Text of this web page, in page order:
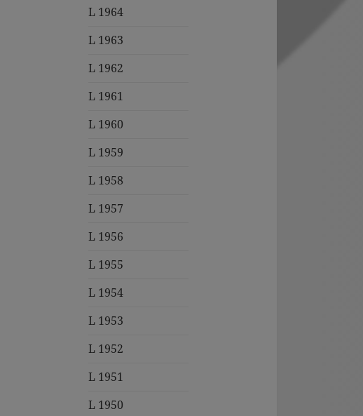
L 1964
L 1963
L 1962
L 1961
L 1960
L 1959
L 1958
L 1957
L 1956
L 1955
L 1954
L 1953
L 1952
L 1951
L 1950